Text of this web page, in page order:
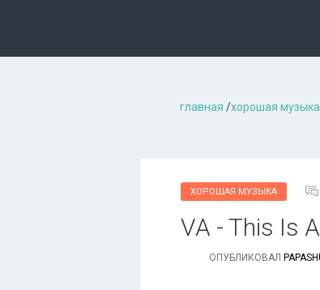
главная /хорошая музыкa
ХОРОШАЯ МУЗЫКА
VA - This Is
ОПУБЛИКОВАЛ